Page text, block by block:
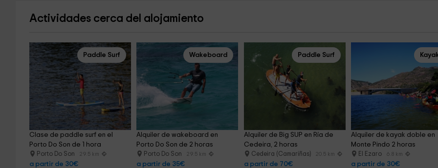
Actividades cerca del alojamiento
Paddle Surf
Clase de paddle surf en el
Porto Do Son de 1 hora
Porto Do Son 29.5 km
a partir de 30€
Wakeboard
Alquiler de wakeboard en
Porto Do Son de 2 horas
Porto Do Son 29.5 km
a partir de 35€
Paddle Surf
Alquiler de Big SUP en Ría de
Cedeira, 2 horas
Cedeira (Camariñas) 20.5 km
a partir de 70€
Alquiler de kayak doble en
Monte Pindo 2 horas
El Ezaro 6.8 km
a partir de 30€